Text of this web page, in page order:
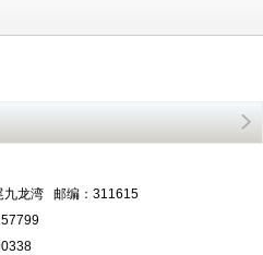
九龙湾 邮编：311615